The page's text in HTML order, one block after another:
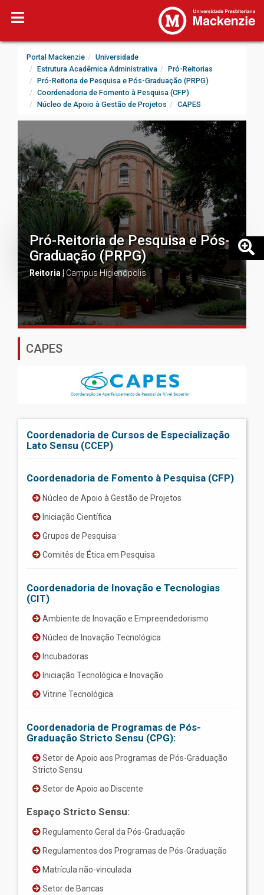
Portal Mackenzie
Universidade
Estrutura Acadêmica Administrativa
Pró-Reitorias
Pró-Reitoria de Pesquisa e Pós-Graduação (PRPG)
Coordenadoria de Fomento à Pesquisa (CFP)
Núcleo de Apoio à Gestão de Projetos
CAPES
Pró-Reitoria de Pesquisa e Pós-
Graduação (PRPG)
Reitoria | Campus Higienópolis
CAPES
Coordenadoria de Cursos de Especialização
Lato Sensu (CCEP)
Coordenadoria de Fomento à Pesquisa (CFP)
Núcleo de Apoio à Gestão de Projetos
Iniciação Científica
Grupos de Pesquisa
Comitês de Ética em Pesquisa
Coordenadoria de Inovação e Tecnologias
(CIT)
Ambiente de Inovação e Empreendedorismo
Núcleo de Inovação Tecnológica
Incubadoras
Iniciação Tecnológica e Inovação
Vitrine Tecnológica
Coordenadoria de Programas de Pós-
Graduação Stricto Sensu (CPG):
Setor de Apoio aos Programas de Pós-Graduação
Stricto Sensu
Setor de Apoio ao Discente
Espaço Stricto Sensu:
Regulamento Geral da Pós-Graduação
Regulamentos dos Programas de Pós-Graduação
Matrícula não-vinculada
Setor de Bancas